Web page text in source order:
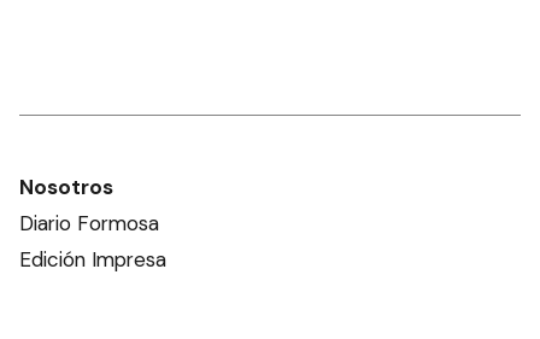
Nosotros
Diario Formosa
Edición Impresa